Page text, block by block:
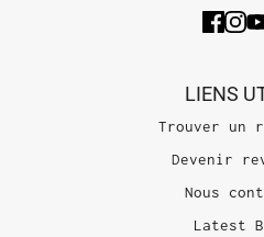
LIENS
Trouver un
Devenir
Nous
Latest